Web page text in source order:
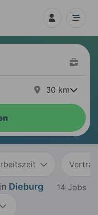
30 km
Dieburg
14 Jobs